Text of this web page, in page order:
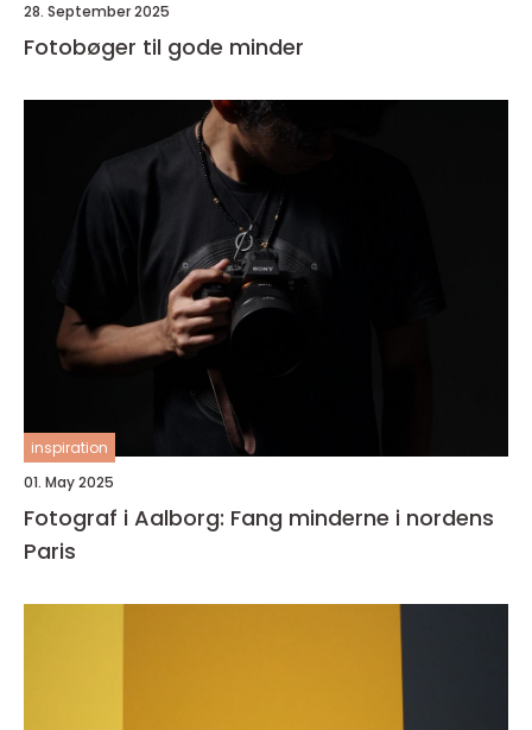
28. September 2025
Fotobøger til gode minder
inspiration
01. May 2025
Fotograf i Aalborg: Fang minderne i nordens
Paris